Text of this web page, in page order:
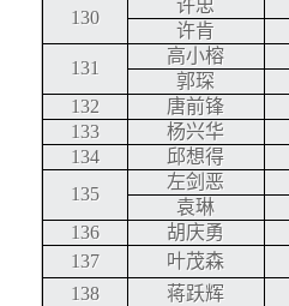
130
许忠
许肯
131
高小榕
郭琛
132
唐前锋
133
杨兴华
134
邱想得
135
左剑恶
袁琳
136
胡庆勇
137
叶茂森
138
蒋跃辉